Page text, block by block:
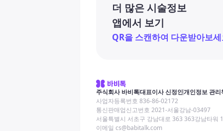
더 많은 시술정보
앱에서 보기
QR을 스캔하여 다운받아보세
주식회사 바비톡대표이사 신정인개인정보 관리
사업자등록번호 836-86-02172
통신판매업신고번호 2021-서울강남-03497
서울특별시 서초구 강남대로 363 363강남타워
이메일 cs@babitalk.com